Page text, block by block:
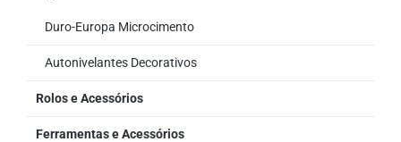
Duro-Europa Microcimento
Autonivelantes Decorativos
Rolos e Acessórios
Ferramentas e Acessórios